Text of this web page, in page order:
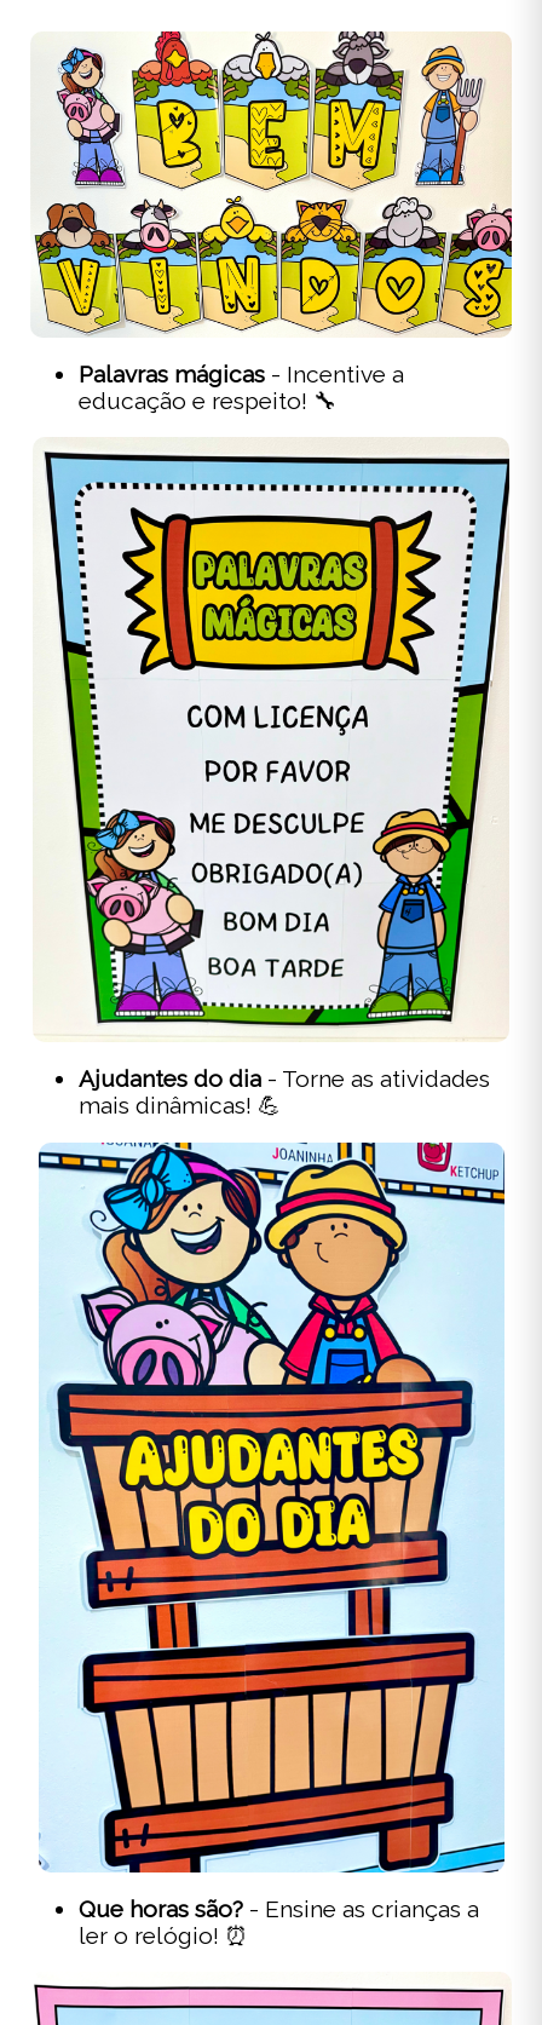
Palavras mágicas - Incentive a
educação e respeito! 🔧
Ajudantes do dia - Torne as atividades
mais dinâmicas! 💪
Que horas são? - Ensine as crianças a
ler o relógio! ⏰